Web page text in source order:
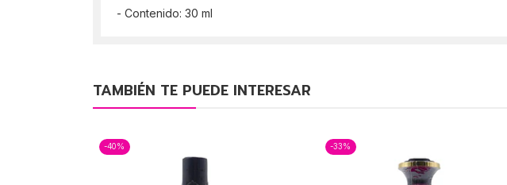
- Contenido: 30 ml
TAMBIÉN TE PUEDE INTERESAR
-40% -33%